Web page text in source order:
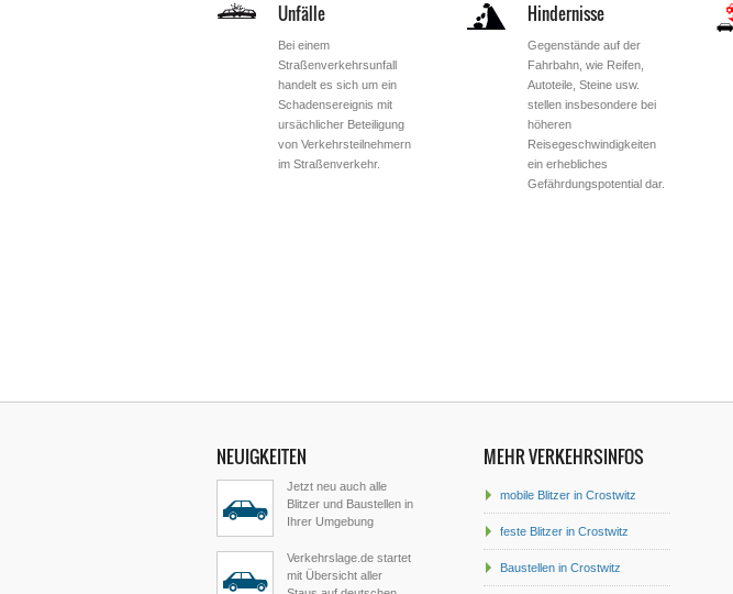
Unfälle
Bei einem
Straßenverkehrsunfall
handelt es sich um ein
Schadensereignis mit
ursächlicher Beteiligung
von Verkehrsteilnehmern
im Straßenverkehr.
Hindernisse
Gegenstände auf der
Fahrbahn, wie Reifen,
Autoteile, Steine usw.
stellen insbesondere bei
höheren
Reisegeschwindigkeiten
ein erhebliches
Gefährdungspotential dar.
NEUIGKEITEN
Jetzt neu auch alle
Blitzer und Baustellen in
Ihrer Umgebung
Verkehrslage.de startet
mit Übersicht aller
MEHR VERKEHRSINFOS
mobile Blitzer in Crostwitz
feste Blitzer in Crostwitz
Baustellen in Crostwitz